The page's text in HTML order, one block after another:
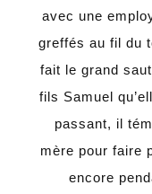
avec une
greffés au fil du
fait le grand
fils Samuel
passant, il
mère pour faire
encore